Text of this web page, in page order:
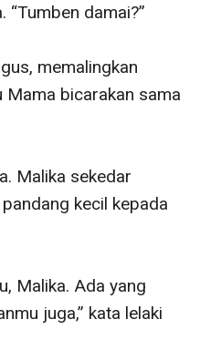
damai?”
memalingkan
Mama bicarakan sama
Malika sekedar
kecil kepada
Malika. Ada yang
juga,” kata lelaki